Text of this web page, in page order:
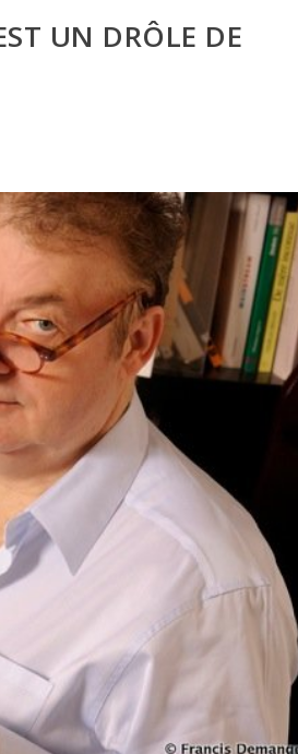
UN DRÔLE DE